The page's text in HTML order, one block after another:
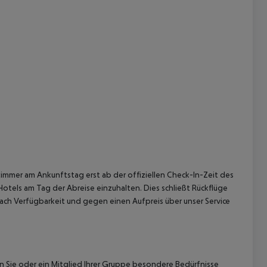
am Ankunftstag erst ab der offiziellen Check-In-Zeit des
am Tag der Abreise einzuhalten. Dies schließt Rückflüge
Verfügbarkeit und gegen einen Aufpreis über unser Service
oder ein Mitglied Ihrer Gruppe besondere Bedürfnisse